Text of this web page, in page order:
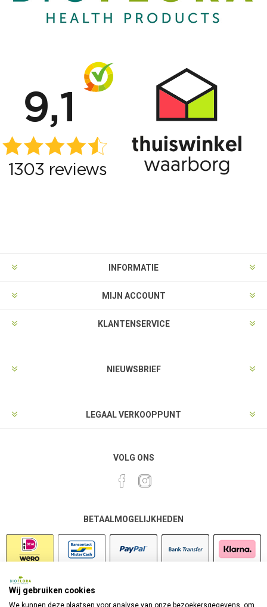
INFORMATIE
MIJN ACCOUNT
KLANTENSERVICE
NIEUWSBRIEF
LEGAAL VERKOOPPUNT
VOLG ONS
BETAALMOGELIJKHEDEN
Wij gebruiken cookies
We kunnen deze plaatsen voor analyse van onze bezoekersgegevens, om